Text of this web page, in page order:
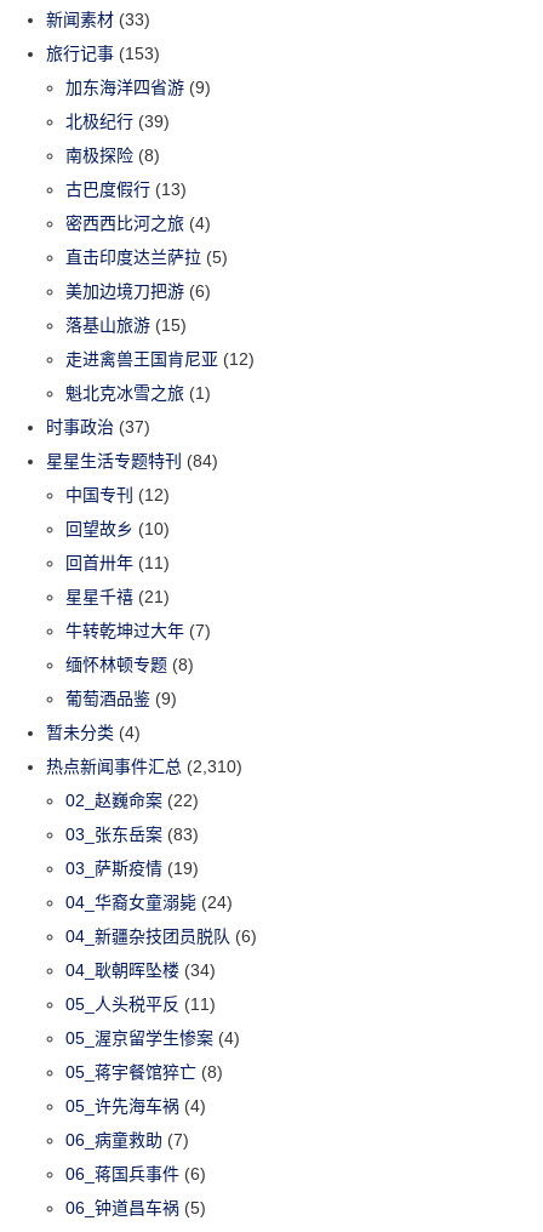
新闻素材 (33)
旅行记事 (153)
加东海洋四省游 (9)
北极纪行 (39)
南极探险 (8)
古巴度假行 (13)
密西西比河之旅 (4)
直击印度达兰萨拉 (5)
美加边境刀把游 (6)
落基山旅游 (15)
走进禽兽王国肯尼亚 (12)
魁北克冰雪之旅 (1)
时事政治 (37)
星星生活专题特刊 (84)
中国专刊 (12)
回望故乡 (10)
回首卅年 (11)
星星千禧 (21)
牛转乾坤过大年 (7)
缅怀林顿专题 (8)
葡萄酒品鉴 (9)
暂未分类 (4)
热点新闻事件汇总 (2,310)
02_赵巍命案 (22)
03_张东岳案 (83)
03_萨斯疫情 (19)
04_华裔女童溺毙 (24)
04_新疆杂技团员脱队 (6)
04_耿朝晖坠楼 (34)
05_人头税平反 (11)
05_渥京留学生惨案 (4)
05_蒋宇餐馆猝亡 (8)
05_许先海车祸 (4)
06_病童救助 (7)
06_蒋国兵事件 (6)
06_钟道昌车祸 (5)